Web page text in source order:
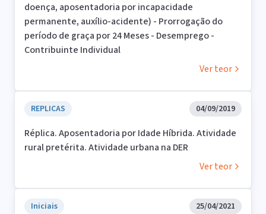
doença, aposentadoria por incapacidade
permanente, auxílio-acidente) - Prorrogação do
período de graça por 24 Meses - Desemprego -
Contribuinte Individual
Ver teor
REPLICAS 04/09/2019
Réplica. Aposentadoria por Idade Híbrida. Atividade
rural pretérita. Atividade urbana na DER
Ver teor
Iniciais 25/04/2021